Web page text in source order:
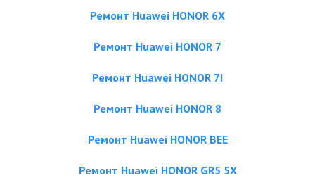
Ремонт Huawei HONOR 6X
Ремонт Huawei HONOR 7
Ремонт Huawei HONOR 7I
Ремонт Huawei HONOR 8
Ремонт Huawei HONOR BEE
Ремонт Huawei HONOR GR5 5X